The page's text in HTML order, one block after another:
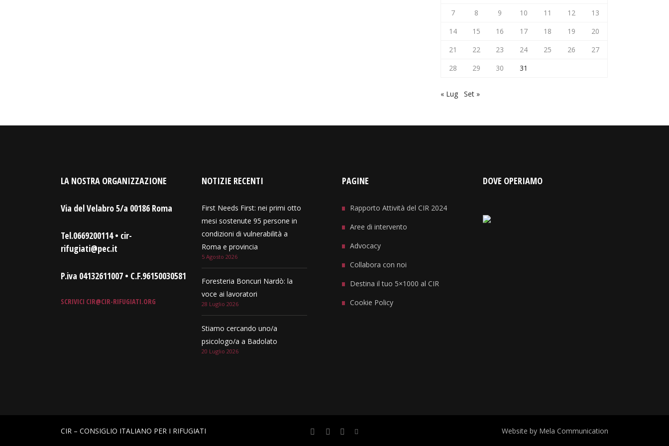
7 8 9 10 11 12
13
14
15 16 17 18 19
20
21
22 23 24 25 26
27
28
29 30 31
« Lug Set »
LA NOSTRA ORGANIZZAZIONE
Via del Velabro 5/a 00186 Roma
Tel.0669200114 • cir-
rifugiati@pec.it
P.iva 04132611007 • C.F.96150030581
SCRIVICI CIR@CIR-RIFUGIATI.ORG
NOTIZIE RECENTI
First Needs First: nei primi otto
mesi sostenute 95 persone in
condizioni di vulnerabilità a
Roma e provincia
5 Agosto 2026
Foresteria Boncuri Nardò: la
voce ai lavoratori
28 Luglio 2026
Stiamo cercando uno/a
psicologo/a a Badolato
20 Luglio 2026
PAGINE
Rapporto Attività del CIR 2024
Aree di intervento
Advocacy
Collabora con noi
Destina il tuo 5×1000 al CIR
Cookie Policy
DOVE OPERIAMO
CIR – CONSIGLIO ITALIANO PER I RIFUGIATI Website by Mela Communication